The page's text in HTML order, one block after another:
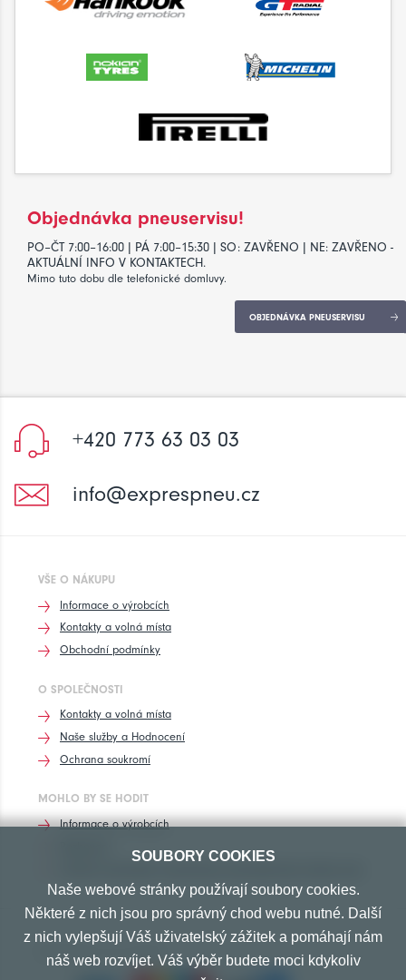
Objednávka pneuservisu!
PO–ČT 7:00–16:00 | PÁ 7:00–15:30 | SO: ZAVŘENO | NE: ZAVŘENO -
AKTUÁLNÍ INFO V KONTAKTECH.
Mimo tuto dobu dle telefonické domluvy.
OBJEDNÁVKA PNEUSERVISU
+420 773 63 03 03
info@exprespneu.cz
VŠE O NÁKUPU
Informace o výrobcích
Kontakty a volná místa
Obchodní podmínky
O SPOLEČNOSTI
Kontakty a volná místa
Naše služby a Hodnocení
Ochrana soukromí
MOHLO BY SE HODIT
Informace o výrobcích
PŘIJÍMÁME TYTO PLATBY
SOUBORY COOKIES
Naše webové stránky používají soubory cookies.
Některé z nich jsou pro správný chod webu nutné. Další
z nich vylepšují Váš uživatelský zážitek a pomáhají nám
náš web rozvíjet. Váš výběr budete moci kdykoliv